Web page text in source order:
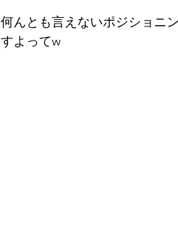
何んとも言えないポジショニ
すよってw